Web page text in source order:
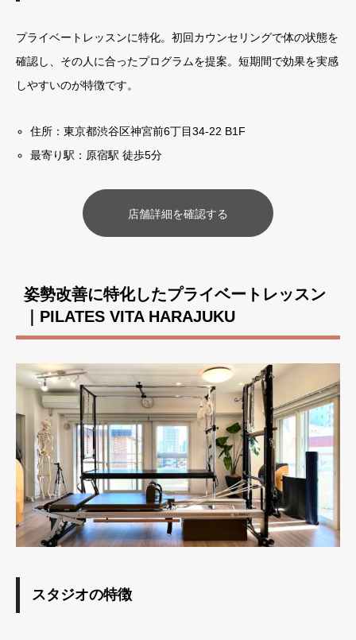
プライベートレッスンに特化。初回カウンセリングで体の状態を
確認し、その人に合ったプログラムを提案。短期間で効果を実感
しやすいのが特徴です。
住所：東京都渋谷区神宮前6丁目34-22 B1F
最寄り駅：原宿駅 徒歩5分
店舗詳細を確認する
姿勢改善に特化したプライベートレッスン
｜PILATES VITA HARAJUKU
スタジオの特徴